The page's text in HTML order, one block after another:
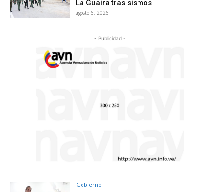
La Guaira tras sismos
agosto 6, 2026
- Publicidad -
Gobierno